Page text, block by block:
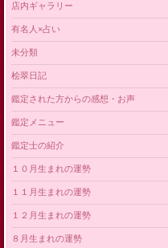
店内ギャラリー
有名人×占い
未分類
桧翠日記
鑑定された方からの感想・お声
鑑定メニュー
鑑定士の紹介
１０月生まれの運勢
１１月生まれの運勢
１２月生まれの運勢
８月生まれの運勢